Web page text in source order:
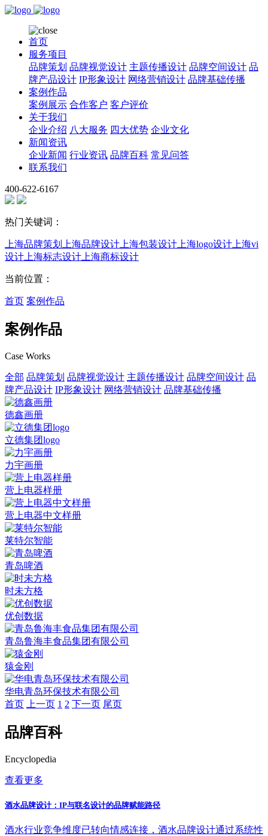
首页
服务项目
品牌策划 品牌视觉设计 主题传播设计 品牌空间设计 品
牌产品设计 IP形象设计 网络营销设计 品牌基础传播
案例作品
案例展示 合作客户 客户评价
关于我们
企业介绍 八大服务 四大优势 企业文化
新闻资讯
企业新闻 行业资讯 品牌百科 常见问答
联系我们
400-622-6167
热门关键词：
上海品牌策划 上海品牌设计 上海包装设计 上海logo设计 上海vi
设计 上海标志设计 上海商标设计
当前位置：
首页 案例作品
案例作品
Case Works
全部 品牌策划 品牌视觉设计 主题传播设计 品牌空间设计 品
牌产品设计 IP形象设计 网络营销设计 品牌基础传播
德鑫画册
立德集团logo
力宇画册
营上电器样册
营上电器中文样册
莱特尔智能
青岛啤酒
时未方格
优创数据
青岛鲁海丰食品集团有限公司
猿金刚
华电青岛环保技术有限公司
首页
上一页 1 2 下一页 尾页
品牌百科
Encyclopedia
查看更多
酒水品牌设计：IP与联名设计的品牌赋能路径
酒水行业竞争维度已转向情感连接，酒水品牌设计通过系统性